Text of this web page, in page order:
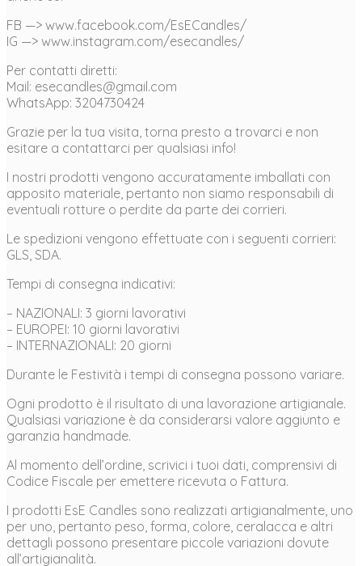
FB —> www.facebook.com/EsECandles/
IG —> www.instagram.com/esecandles/
Per contatti diretti:
Mail: esecandles@gmail.com
WhatsApp: 3204730424
Grazie per la tua visita, torna presto a trovarci e non
esitare a contattarci per qualsiasi info!
I nostri prodotti vengono accuratamente imballati con
apposito materiale, pertanto non siamo responsabili di
eventuali rotture o perdite da parte dei corrieri.
Le spedizioni vengono effettuate con i seguenti corrieri:
GLS, SDA.
Tempi di consegna indicativi:
– NAZIONALI: 3 giorni lavorativi
– EUROPEI: 10 giorni lavorativi
– INTERNAZIONALI: 20 giorni
Durante le Festività i tempi di consegna possono variare.
Ogni prodotto è il risultato di una lavorazione artigianale.
Qualsiasi variazione è da considerarsi valore aggiunto e
garanzia handmade.
Al momento dell’ordine, scrivici i tuoi dati, comprensivi di
Codice Fiscale per emettere ricevuta o Fattura.
I prodotti EsE Candles sono realizzati artigianalmente, uno
per uno, pertanto peso, forma, colore, ceralacca e altri
dettagli possono presentare piccole variazioni dovute
all’artigianalità.